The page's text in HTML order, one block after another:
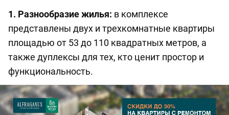
1. Разнообразие жилья: в комплексе
представлены двух и трехкомнатные квартиры
площадью от 53 до 110 квадратных метров, а
также дуплексы для тех, кто ценит простор и
функциональность.